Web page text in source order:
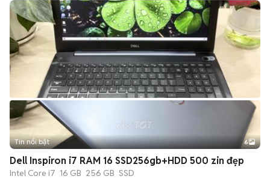
+2
Tin nổi bật 6
Dell Inspiron i7 RAM 16 SSD256gb+HDD 500 zin đẹp
Intel Core i7 16 GB 256 GB SSD